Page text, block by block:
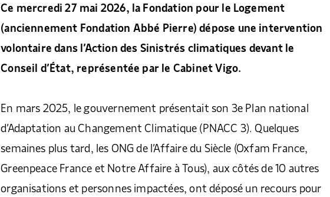
Ce mercredi 27 mai 2026, la Fondation pour le Logement
(anciennement Fondation Abbé Pierre) dépose une intervention
volontaire dans l’Action des Sinistrés climatiques devant le
Conseil d’État, représentée par le Cabinet Vigo.
En mars 2025, le gouvernement présentait son 3e Plan national
d’Adaptation au Changement Climatique (PNACC 3). Quelques
semaines plus tard, les ONG de l’Affaire du Siècle (Oxfam France,
Greenpeace France et Notre Affaire à Tous), aux côtés de 10 autres
organisations et personnes impactées, ont déposé un recours pour